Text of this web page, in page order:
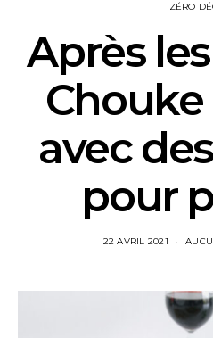
ZÉRO
Après
avec
pour
22 AVRIL 2021